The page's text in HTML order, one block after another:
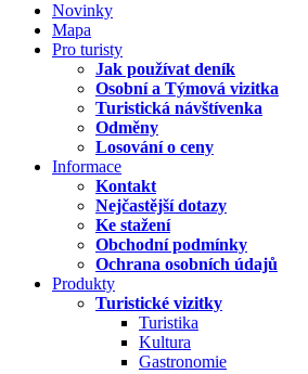
Novinky
Mapa
Pro turisty
Jak používat deník
Osobní a Týmová vizitka
Turistická návštívenka
Odměny
Losování o ceny
Informace
Kontakt
Nejčastější dotazy
Ke stažení
Obchodní podmínky
Ochrana osobních údajů
Produkty
Turistické vizitky
Turistika
Kultura
Gastronomie